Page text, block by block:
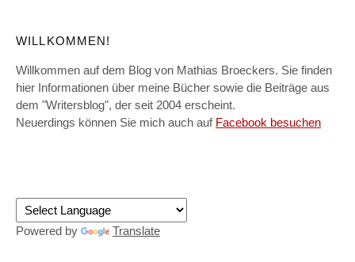
WILLKOMMEN!
Willkommen auf dem Blog von Mathias Broeckers. Sie finden
hier Informationen über meine Bücher sowie die Beiträge aus
dem "Writersblog", der seit 2004 erscheint.
Neuerdings können Sie mich auch auf Facebook besuchen
Powered by Translate